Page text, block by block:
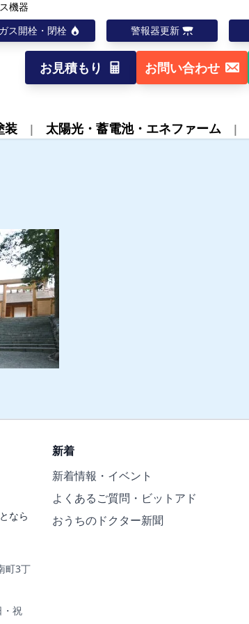
機器
ガス開栓・閉栓
警報器更新
お見積もり お問い合わせ
装 太陽光・蓄電池・エネファーム
なら
町3丁
・祝
新着
新着情報・イベント
よくあるご質問・ビットアド
おうちのドクター新聞